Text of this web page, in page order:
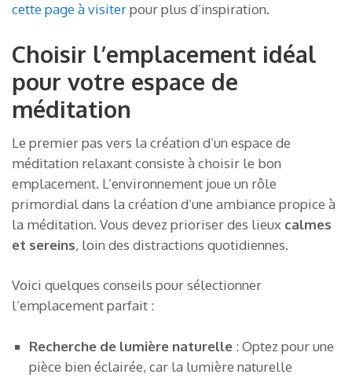
cette page à visiterpour plus d’inspiration.
Choisir l’emplacement idéal
pour votre espace de
méditation
Le premier pas vers la création d’un espace de
méditation relaxant consiste à choisir le bon
emplacement. L’environnement joue un rôle
primordial dans la création d’une ambiance propice à
la méditation. Vous devez prioriser des lieux calmes
et sereins, loin des distractions quotidiennes.
Voici quelques conseils pour sélectionner
l’emplacement parfait :
Recherche de lumière naturelle : Optez pour une
pièce bien éclairée, car la lumière naturelle